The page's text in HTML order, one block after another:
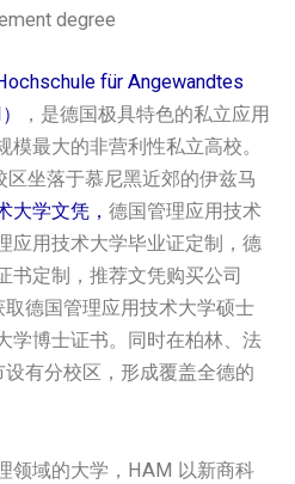
degree
für Angewandtes
，是德国极具特色的私立应用
最大的非营利性私立高校。
坐落于慕尼黑近郊的伊兹马
大学‌文凭， 德国管理应用技术
应用技术大学‌毕业证定制，德
书定制，推荐文凭购买公司
德国管理应用技术大学‌硕士
学‌博士证书。同时在柏林、法
有分校区，形成覆盖全德的
领域的大学，HAM 以新商科